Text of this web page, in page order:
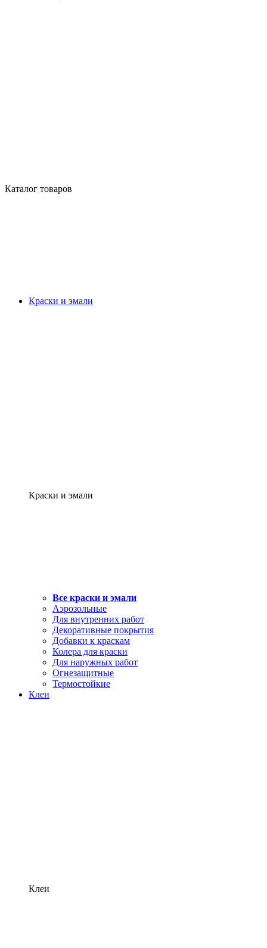
Каталог товаров
Краски и эмали
Краски и эмали
Все краски и эмали
Аэрозольные
Для внутренних работ
Декоративные покрытия
Добавки к краскам
Колера для краски
Для наружных работ
Огнезащитные
Термостойкие
Клеи
Клеи